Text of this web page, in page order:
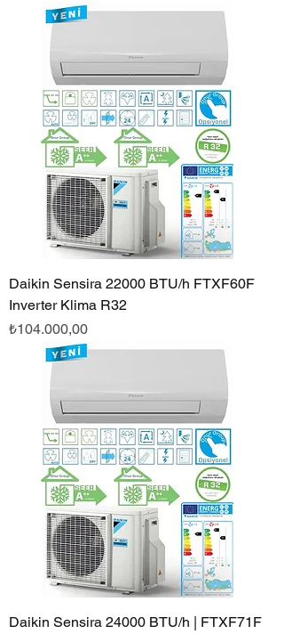
Daikin Sensira 22000 BTU/h FTXF60F
Inverter Klima R32
Fiyat
₺104.000,00
Daikin Sensira 24000 BTU/h | FTXF71F